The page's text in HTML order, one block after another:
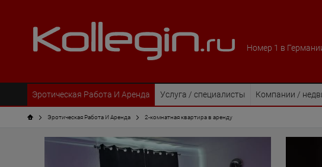
Номер 1 в
Эротическая Pабота И Аренда Услуга / специалисты Компании /
Эротическая Pабота И Аренда 2-комнатная квартира в аренду